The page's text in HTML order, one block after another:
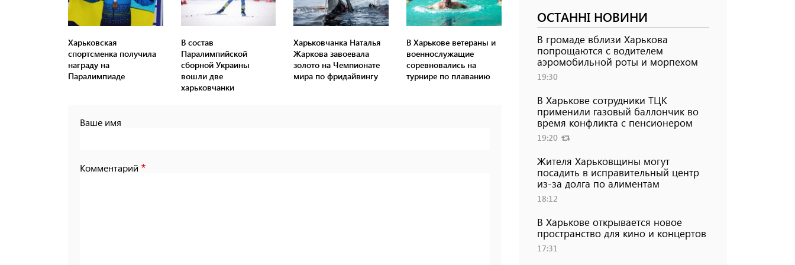
Харьковская
спортсменка получила
награду на
Паралимпиаде
В состав
Паралимпийской
сборной Украины
вошли две
харьковчанки
Харьковчанка Наталья
Жаркова завоевала
золото на Чемпионате
мира по фридайвингу
В Харькове ветераны и
военнослужащие
соревновались на
турнире по плаванию
Ваше имя
Комментарий
ОСТАННІ НОВИНИ
В громаде вблизи Харькова
попрощаются с водителем
аэромобильной роты и морпехом
19:30
В Харькове сотрудники ТЦК
применили газовый баллончик во
время конфликта с пенсионером
19:20
Жителя Харьковщины могут
посадить в исправительный центр
из-за долга по алиментам
18:12
В Харькове открывается новое
пространство для кино и концертов
17:31